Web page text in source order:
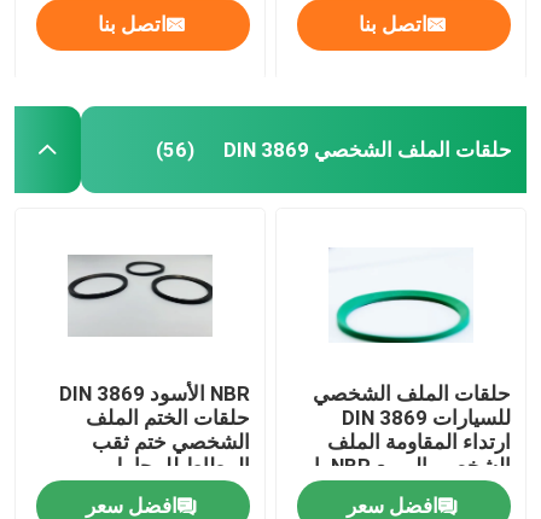
اتصل بنا اتصل بنا
حلقات الملف الشخصي DIN 3869 (56)
حلقات الملف الشخصي
للسيارات DIN 3869
ارتداء المقاومة الملف
الشخصي المربع NBR يا
الحلقات
افضل سعر
NBR الأسود DIN 3869
حلقات الختم الملف
الشخصي ختم ثقب
المطاط للمحامل
افضل سعر